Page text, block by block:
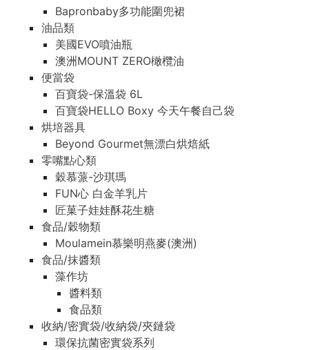
Bapronbaby多功能圍兜裙
油品類
美國EVO噴油瓶
澳洲MOUNT ZERO橄欖油
便當袋
百寶袋-保溫袋 6L
百寶袋HELLO Boxy 今天午餐自己袋
烘培器具
Beyond Gourmet無漂白烘焙紙
零嘴點心類
穀慕蒎-沙琪瑪
FUN心 白金羊乳片
匠菓子娃娃酥花生糖
食品/穀物類
Moulamein慕樂明燕麥(澳洲)
食品/抹醬類
藻作坊
醬料類
食品類
收納/密實袋/收納袋/夾鏈袋
環保抗菌密實袋系列